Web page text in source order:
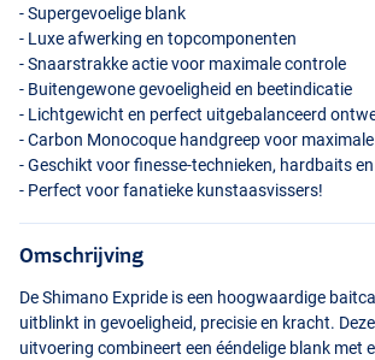
- Supergevoelige blank
- Luxe afwerking en topcomponenten
- Snaarstrakke actie voor maximale controle
- Buitengewone gevoeligheid en beetindicatie
- Lichtgewicht en perfect uitgebalanceerd
- Carbon Monocoque handgreep voor
- Geschikt voor finesse-technieken, hardbaits
- Perfect voor fanatieke kunstaasvissers!
Omschrijving
De Shimano Expride is een hoogwaardige
uitblinkt in gevoeligheid, precisie en kracht.
uitvoering combineert een ééndelige blank met